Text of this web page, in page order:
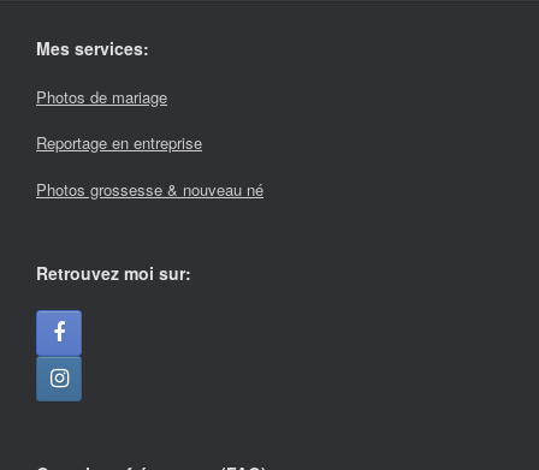
Mes services:
Photos de mariage
Reportage en entreprise
Photos grossesse & nouveau né
Retrouvez moi sur: